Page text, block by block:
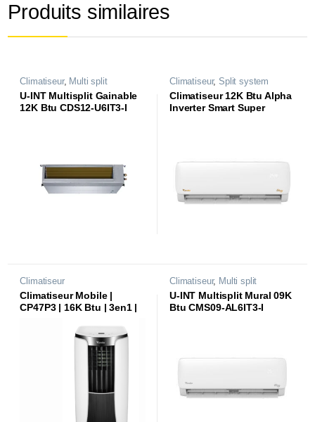
Produits similaires
Climatiseur, Multi split
U-INT Multisplit Gainable
12K Btu CDS12-U6IT3-I
Climatiseur, Split system
Climatiseur 12K Btu Alpha
Inverter Smart Super
Climatiseur
Climatiseur Mobile |
CP47P3 | 16K Btu | 3en1 |
Climatiseur, Multi split
U-INT Multisplit Mural 09K
Btu CMS09-AL6IT3-I